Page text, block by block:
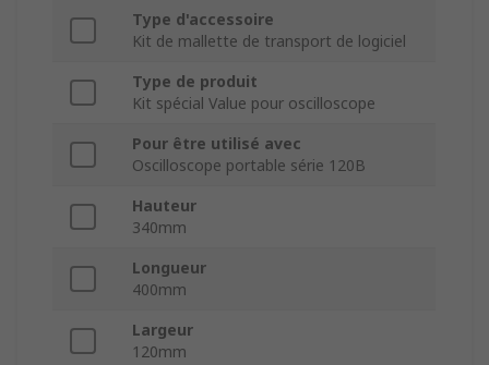
Type d'accessoire
Kit de mallette de transport de logiciel
Type de produit
Kit spécial Value pour oscilloscope
Pour être utilisé avec
Oscilloscope portable série 120B
Hauteur
340mm
Longueur
400mm
Largeur
120mm